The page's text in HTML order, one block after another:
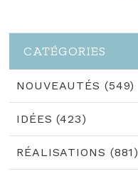
CATÉGORIES
NOUVEAUTÉS (549)
IDÉES (423)
RÉALISATIONS (881)